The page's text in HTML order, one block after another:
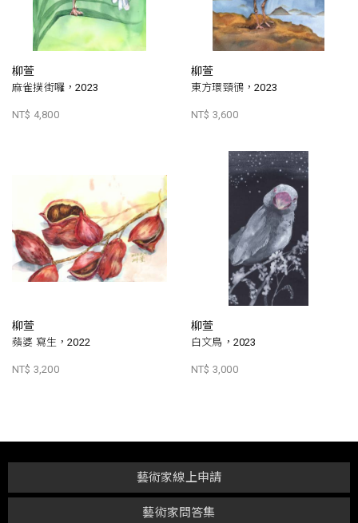
柳萱
麻雀撲街囉，2023
NT$ 4,800
柳萱
東方環頸鴴，2023
NT$ 3,600
柳萱
蘋婆 寫生，2022
NT$ 3,200
柳萱
白文鳥，2023
NT$ 3,000
藝術家問答集
藝術家線上申請